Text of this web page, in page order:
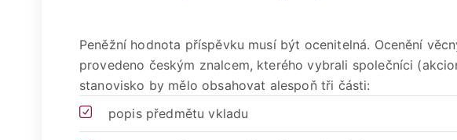
Peněžní hodnota příspěvku musí být ocenitelná. Ocenění
provedeno českým znalcem, kterého vybrali společníci
stanovisko by mělo obsahovat alespoň tři části:
popis předmětu vkladu